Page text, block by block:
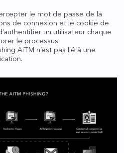
le mot de passe de la
de connexion et le cookie de
un utilisateur chaque
le processus
AiTM n’est pas lié à une